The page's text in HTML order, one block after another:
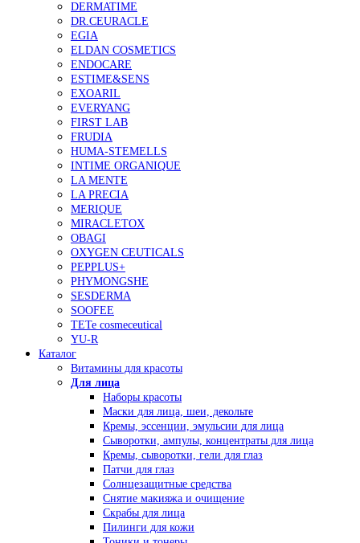
DERMATIME
DR.CEURACLE
EGIA
ELDAN COSMETICS
ENDOCARE
ESTIME&SENS
EXOARIL
EVERYANG
FIRST LAB
FRUDIA
HUMA-STEMELLS
INTIME ORGANIQUE
LA MENTE
LA PRECIA
MERIQUE
MIRACLETOX
OBAGI
OXYGEN CEUTICALS
PEPPLUS+
PHYMONGSHE
SESDERMA
SOOFEE
TETe cosmeceutical
YU-R
Каталог
Витамины для красоты
Для лица
Наборы красоты
Маски для лица, шеи, декольте
Кремы, эссенции, эмульсии для лица
Сыворотки, ампулы, концентраты для лица
Кремы, сыворотки, гели для глаз
Патчи для глаз
Солнцезащитные средства
Снятие макияжа и очищение
Скрабы для лица
Пилинги для кожи